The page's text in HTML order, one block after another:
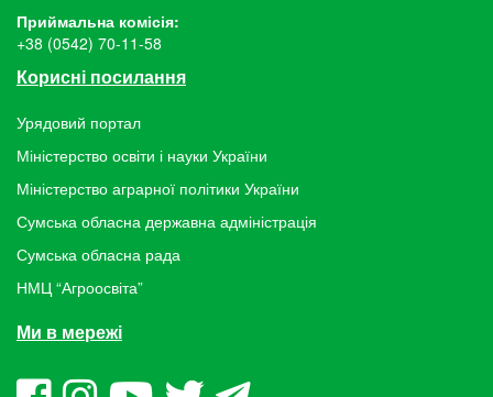
Приймальна комісія:
+38 (0542) 70-11-58
Корисні посилання
Урядовий портал
Міністерство освіти і науки України
Міністерство аграрної політики України
Сумська обласна державна адміністрація
Сумська обласна рада
НМЦ “Агроосвіта”
Ми в мережі